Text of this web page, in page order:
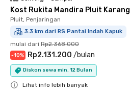
Kost Rukita Mandira Pluit Karang
Pluit, Penjaringan
3.3 km dari RS Pantai Indah Kapuk
mulai dari Rp2.368.000
-10% Rp2.131.200 /bulan
Diskon sewa min. 12 Bulan
Lihat info lebih banyak